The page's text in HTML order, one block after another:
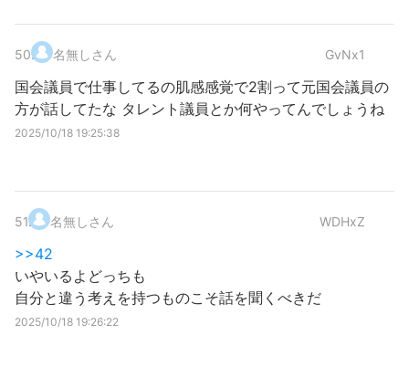
50. 名無しさん GvNx1
国会議員で仕事してるの肌感感覚で2割って元国会議員の
方が話してたな タレント議員とか何やってんでしょうね
2025/10/18 19:25:38
51. 名無しさん WDHxZ
>>42
いやいるよどっちも
自分と違う考えを持つものこそ話を聞くべきだ
2025/10/18 19:26:22